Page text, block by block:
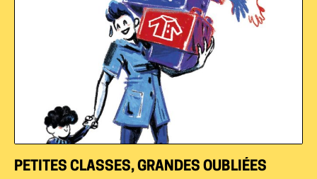
PETITES CLASSES, GRANDES OUBLIÉES